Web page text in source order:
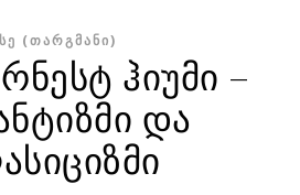
(ᲗᲐᲠᲒᲛᲐᲜᲘ)
ჰიუმი –
და